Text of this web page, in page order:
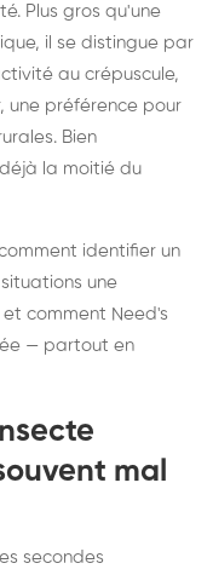
Plus gros qu'une
il se distingue par
au crépuscule,
une préférence pour
Bien
la moitié du
identifier un
une
comment Need's
— partout en
mal
secondes